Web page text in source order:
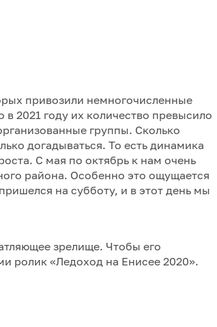
привозили немногочисленные
2021 году их количество превысило
группы. Сколько
догадываться. То есть динамика
С мая по октябрь к нам очень
района. Особенно это ощущается
на субботу, и в этот день мы
зрелище. Чтобы его
ролик «Ледоход на Енисее 2020».